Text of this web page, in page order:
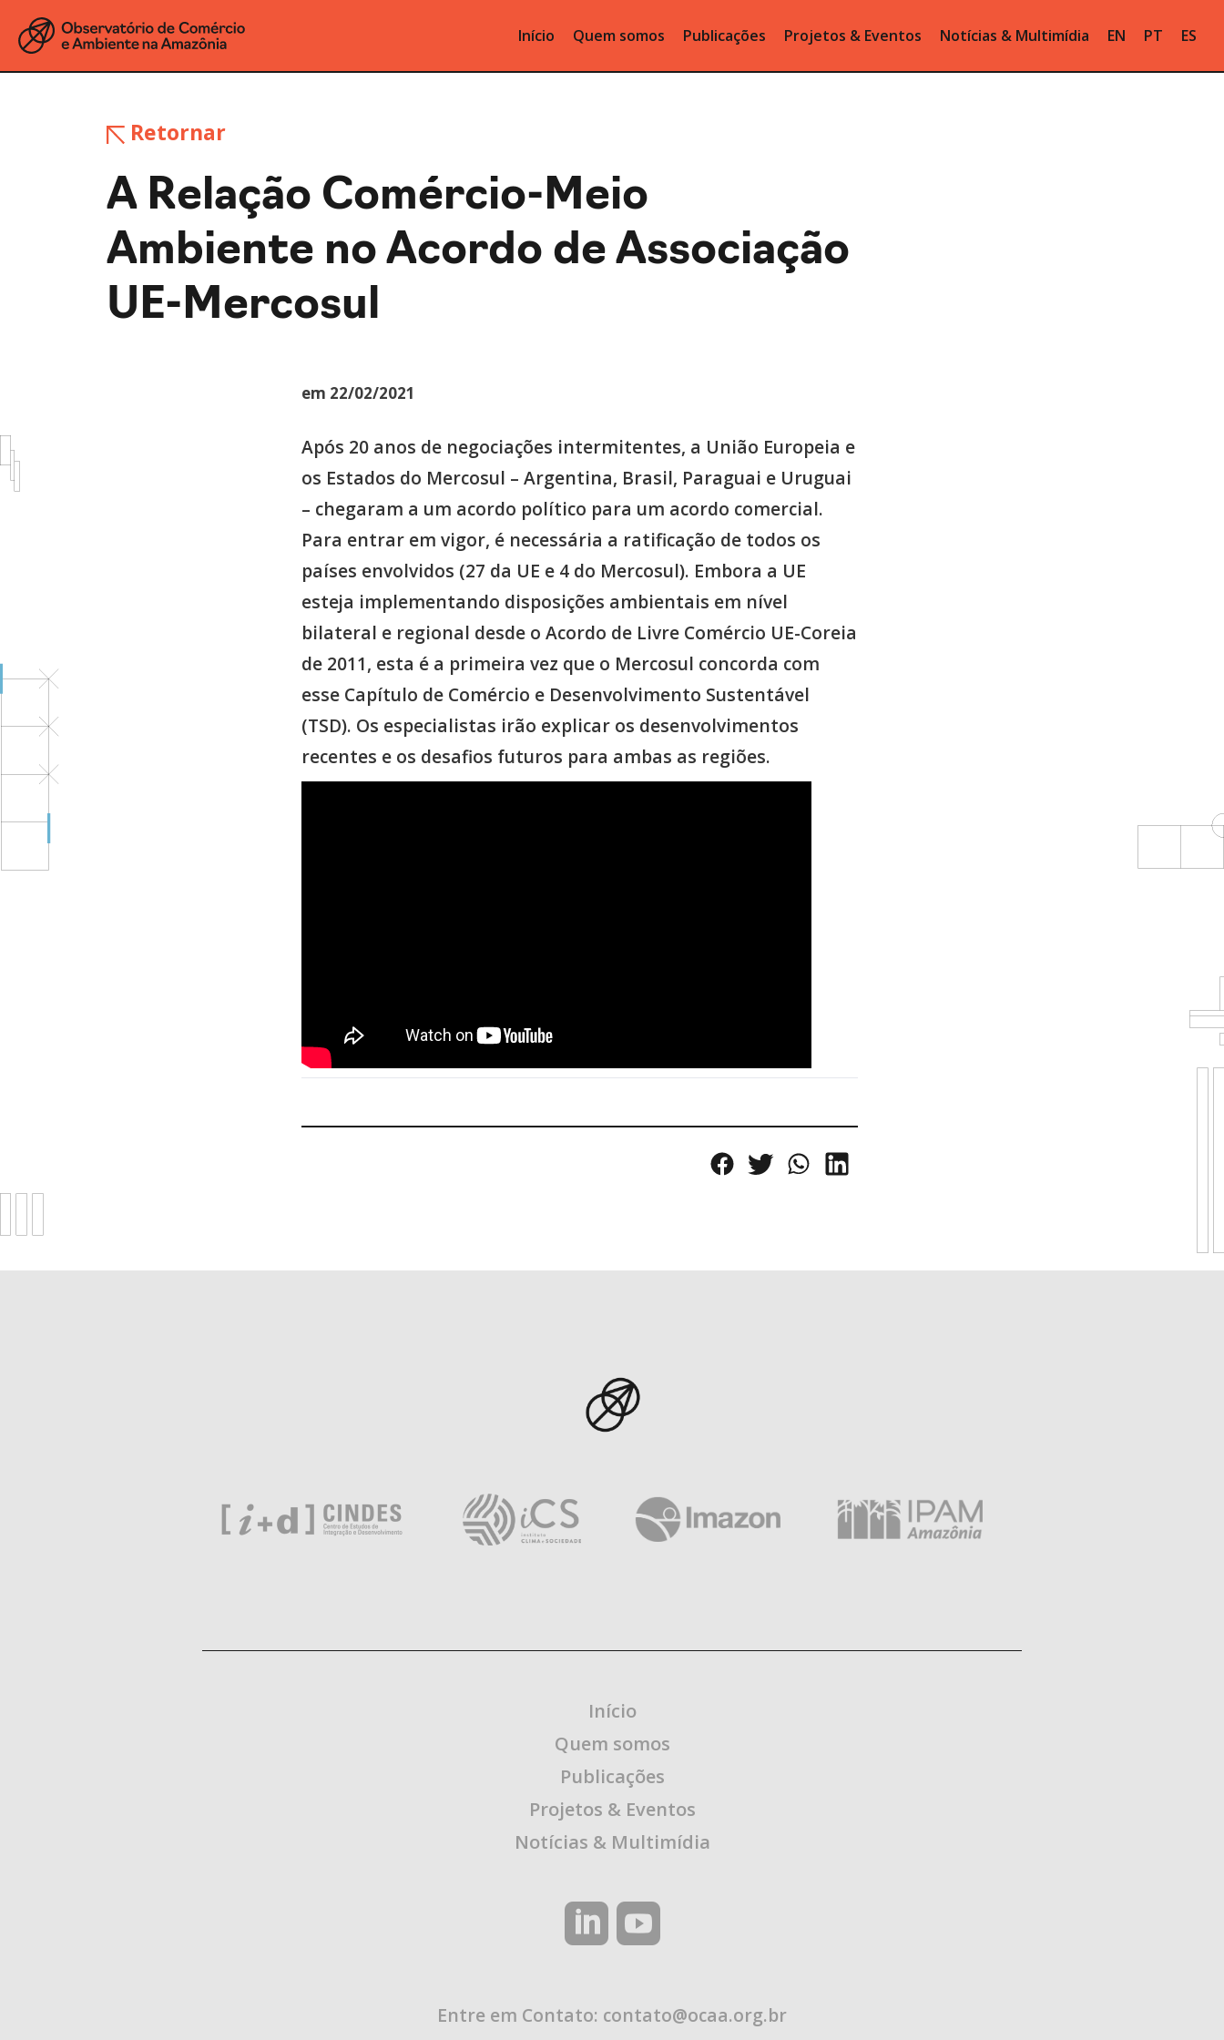
Início Quem somos Publicações Projetos & Eventos Notícias & Multimídia EN PT ES
Retornar
A Relação Comércio-Meio
Ambiente no Acordo de Associação
UE-Mercosul
em 22/02/2021
Após 20 anos de negociações intermitentes, a União Europeia e
os Estados do Mercosul – Argentina, Brasil, Paraguai e Uruguai
– chegaram a um acordo político para um acordo comercial.
Para entrar em vigor, é necessária a ratificação de todos os
países envolvidos (27 da UE e 4 do Mercosul). Embora a UE
esteja implementando disposições ambientais em nível
bilateral e regional desde o Acordo de Livre Comércio UE-Coreia
de 2011, esta é a primeira vez que o Mercosul concorda com
esse Capítulo de Comércio e Desenvolvimento Sustentável
(TSD). Os especialistas irão explicar os desenvolvimentos
recentes e os desafios futuros para ambas as regiões.
Início
Quem somos
Publicações
Projetos & Eventos
Notícias & Multimídia
Entre em Contato: contato@ocaa.org.br